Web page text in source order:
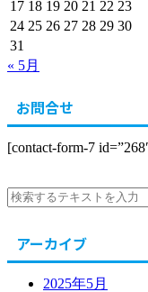
17 18 19 20 21 22 23
24 25 26 27 28 29 30
31
« 5月
お問合せ
[contact-form-7
アーカイブ
2025年5月